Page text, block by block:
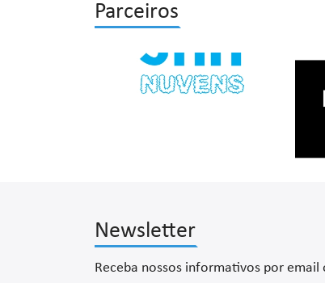
Parceiros
Newsletter
Receba nossos informativos por email